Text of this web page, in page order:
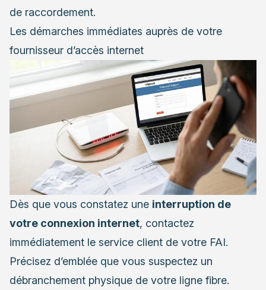
de raccordement.
Les démarches immédiates auprès de votre
fournisseur d’accès internet
Dès que vous constatez une interruption de
votre connexion internet, contactez
immédiatement le service client de votre FAI.
Précisez d’emblée que vous suspectez un
débranchement physique de votre ligne fibre.